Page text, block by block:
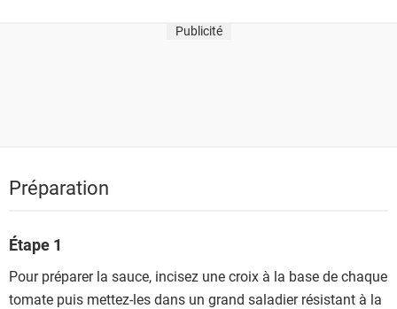
Publicité
Préparation
Étape 1
Pour préparer la sauce, incisez une croix à la base de chaque
tomate puis mettez-les dans un grand saladier résistant à la